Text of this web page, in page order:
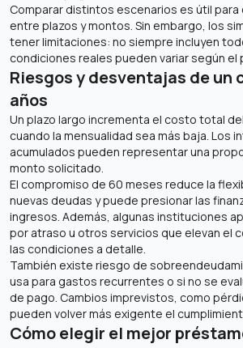
Comparar distintos escenarios es útil para
entre plazos y montos. Sin embargo, los
tener limitaciones: no siempre incluyen
condiciones reales pueden variar según
Riesgos y desventajas de un
años
Un plazo largo incrementa el costo total
cuando la mensualidad sea más baja. Los
acumulados pueden representar una
monto solicitado.
El compromiso de 60 meses reduce la
nuevas deudas y puede presionar las
ingresos. Además, algunas instituciones
por atraso u otros servicios que elevan el
las condiciones a detalle.
También existe riesgo de
usa para gastos recurrentes o si no se
de pago. Cambios imprevistos, como
pueden volver más exigente el
Cómo elegir el mejor